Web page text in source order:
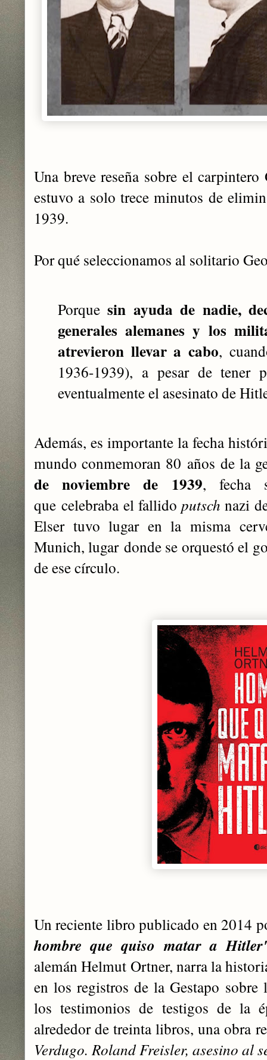
Una breve reseña sobre el
estuvo a solo trece minutos de
1939.
Por qué seleccionamos al solitario
Porquesin ayuda de nadie,
generales alemanes y los
atrevieron llevar a cabo,
1936-1939), a pesar de tener
eventualmente el asesinato de
Además, es importante la fecha
mundo conmemoran 80 años de la
de noviembre de 1939, fecha
que celebraba el fallidoputsch nazi
Elser tuvo lugar en la misma
Munich, lugar donde se orquestó el
de ese círculo.
Un reciente libro publicado en 2014
hombre que quiso matar a
alemán Helmut Ortner, narra la
en los registros de la Gestapo
los testimonios de testigos de la
alrededor de treinta libros, una obra
Verdugo. Roland Freisler, asesino al